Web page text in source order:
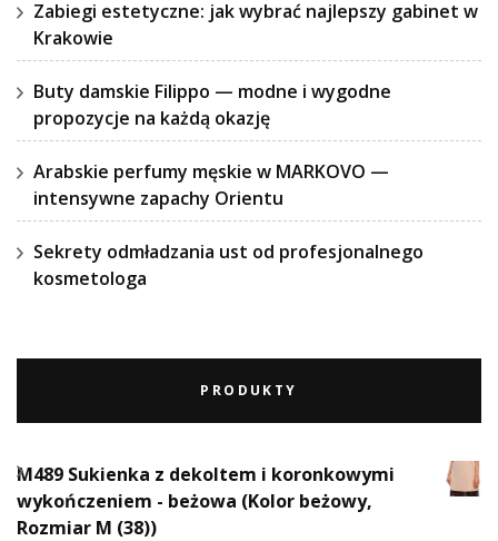
Zabiegi estetyczne: jak wybrać najlepszy gabinet w
Krakowie
Buty damskie Filippo — modne i wygodne
propozycje na każdą okazję
Arabskie perfumy męskie w MARKOVO —
intensywne zapachy Orientu
Sekrety odmładzania ust od profesjonalnego
kosmetologa
PRODUKTY
M489 Sukienka z dekoltem i koronkowymi
wykończeniem - beżowa (Kolor beżowy,
Rozmiar M (38))